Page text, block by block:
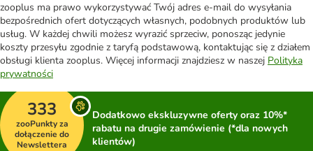
zooplus ma prawo wykorzystywać Twój adres e-mail do wysyłania
bezpośrednich ofert dotyczących własnych, podobnych produktów lub
usług. W każdej chwili możesz wyrazić sprzeciw, ponosząc jedynie
koszty przesyłu zgodnie z taryfą podstawową, kontaktując się z działem
obsługi klienta zooplus. Więcej informacji znajdziesz w naszej Polityka
prywatności
333
zooPunkty za
dołączenie do
Newslettera
Dodatkowo ekskluzywne oferty oraz 10%*
rabatu na drugie zamówienie (*dla nowych
klientów)